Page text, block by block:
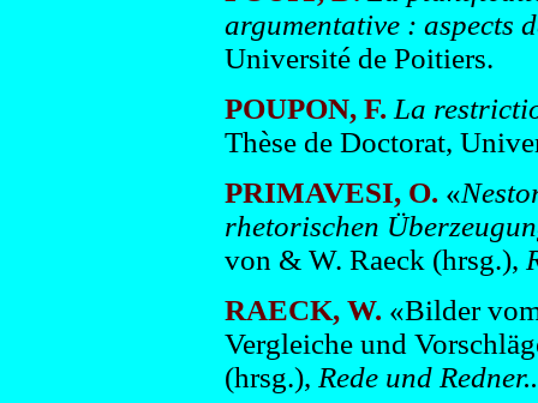
argumentative : aspects
Université de Poitiers.
POUPON, F. La
Thèse de Doctorat,
PRIMAVESI, O. «
rhetorischen
von & W. Raeck (hrsg.),
RAECK, W. «Bilder
Vergleiche und
(hrsg.), Rede und